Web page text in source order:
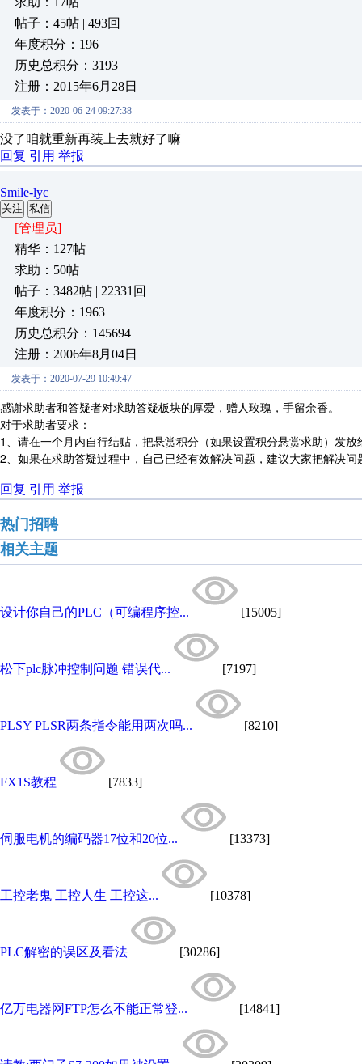
帖子：45帖 | 493回
年度积分：196
历史总积分：3193
注册：2015年6月28日
发表于：2020-06-24 09:27:38
没了咱就重新再装上去就好了嘛
回复 引用 举报
Smile-lyc
关注 私信
[管理员]
精华：127帖
求助：50帖
帖子：3482帖 | 22331回
年度积分：1963
历史总积分：145694
注册：2006年8月04日
发表于：2020-07-29 10:49:47
感谢求助者和答疑者对求助答疑板块的厚爱，赠人玫瑰，手留余香。
对于求助者要求：
1、请在一个月内自行结贴，把悬赏积分（如果设置积分悬赏求助）发放
2、如果在求助答疑过程中，自己已经有效解决问题，建议大家把解决
回复 引用 举报
热门招聘
相关主题
设计你自己的PLC（可编程序控... [15005]
松下plc脉冲控制问题 错误代... [7197]
PLSY PLSR两条指令能用两次吗... [8210]
FX1S教程 [7833]
伺服电机的编码器17位和20位... [13373]
工控老鬼 工控人生 工控这... [10378]
PLC解密的误区及看法 [30286]
亿万电器网FTP怎么不能正常登... [14841]